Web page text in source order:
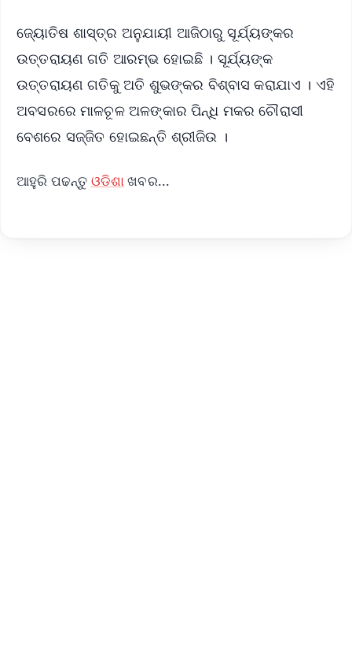
ଜ୍ୟୋତିଷ ଶାସ୍ତ୍ର ଅନୁଯାୟୀ ଆଜିଠାରୁ ସୂର୍ଯ୍ୟଙ୍କର
ଉତ୍ତରାୟଣ ଗତି ଆରମ୍ଭ ହୋଇଛି । ସୂର୍ଯ୍ୟଙ୍କ
ଉତ୍ତରାୟଣ ଗତିକୁ ଅତି ଶୁଭଙ୍କର ବିଶ୍ବାସ କରାଯାଏ । ଏହି
ଅବସରରେ ମାଳଚୂଳ ଅଳଙ୍କାର ପିନ୍ଧି ମକର ଚୌରାସୀ
ବେଶରେ ସଜ୍ଜିତ ହୋଇଛନ୍ତି ଶ୍ରୀଜିଉ ।
ଆହୁରି ପଢନ୍ତୁ ଓଡିଶା ଖବର...